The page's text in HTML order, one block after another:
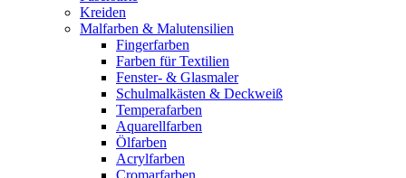
Kreiden
Malfarben & Malutensilien
Fingerfarben
Farben für Textilien
Fenster- & Glasmaler
Schulmalkästen & Deckweiß
Temperafarben
Aquarellfarben
Ölfarben
Acrylfarben
Cromarfarben